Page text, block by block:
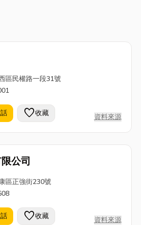
修工程進...
區民權路一段31號
favorite收藏 資料來源
公司
區正強街230號
favorite收藏 資料來源